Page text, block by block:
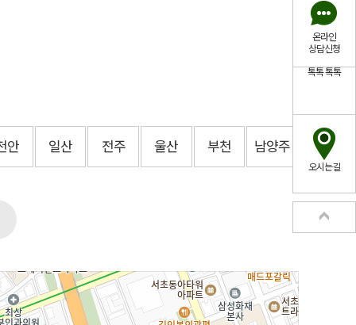
안 일산 전주 울산 부천 남양주
온라인
상담신청
톡톡톡톡
오시는길